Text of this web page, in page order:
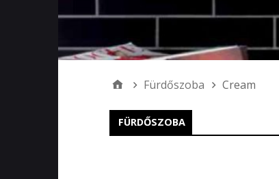
Fürdőszoba Cream
FÜRDŐSZOBA